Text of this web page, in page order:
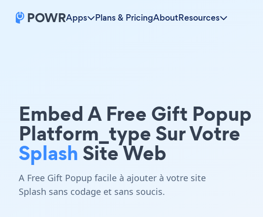
Apps Plans & PricingAboutResources
Embed A Free Gift Popup
Platform_type Sur Votre
Splash Site Web
A Free Gift Popup facile à ajouter à votre site
Splash sans codage et sans soucis.